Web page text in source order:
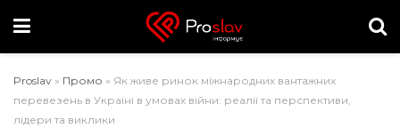
Proslav » Промо » Як живе ринок міжнародних вантажних
перевезень в Україні в умовах війни: реалії та перспективи,
лідери та виклики